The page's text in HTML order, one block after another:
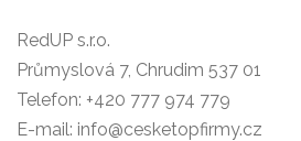
RedUP s.r.o.
Průmyslová 7, Chrudim 537 01
Telefon: +420 777 974 779
E-mail: info@cesketopfirmy.cz